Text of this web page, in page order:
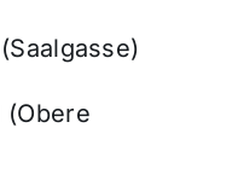
(Saalgasse)
(Obere